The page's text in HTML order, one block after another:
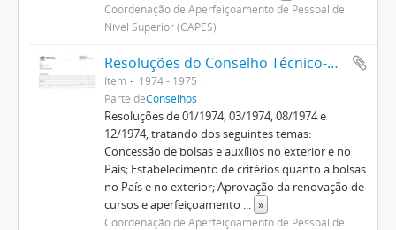
Coordenação de Aperfeiçoamento de Pessoal de
Nível Superior (CAPES)
Resoluções do Conselho Técnico-Administrativo (1974-1982)
Item
1974 - 1975
Parte deConselhos
Resoluções de 01/1974, 03/1974, 08/1974 e
12/1974, tratando dos seguintes temas:
Concessão de bolsas e auxílios no exterior e no
País; Estabelecimento de critérios quanto a bolsas
no País e no exterior; Aprovação da renovação de
cursos e aperfeiçoamento ... »
Coordenação de Aperfeiçoamento de Pessoal de